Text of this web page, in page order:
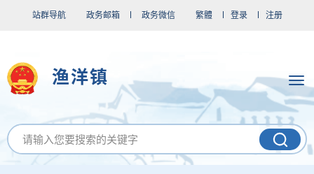
站群导航 政务邮箱 政务微信 繁體 登录 注册
渔洋镇